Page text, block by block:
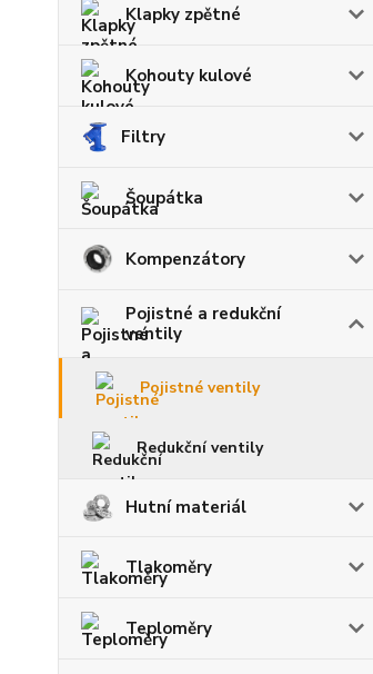
Klapky zpětné
Kohouty kulové
Filtry
Šoupátka
Kompenzátory
Pojistné a redukční
ventily
Pojistné ventily
Redukční ventily
Hutní materiál
Tlakoměry
Teploměry